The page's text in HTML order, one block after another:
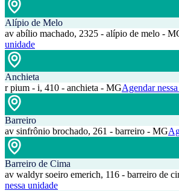
Alípio de Melo
av abílio machado, 2325 - alípio de melo -
unidade
Anchieta
r pium - i, 410 - anchieta - MGAgendar
Barreiro
av sinfrônio brochado, 261 - barreiro - MG
Barreiro de Cima
av waldyr soeiro emerich, 116 - barreiro de
nessa unidade